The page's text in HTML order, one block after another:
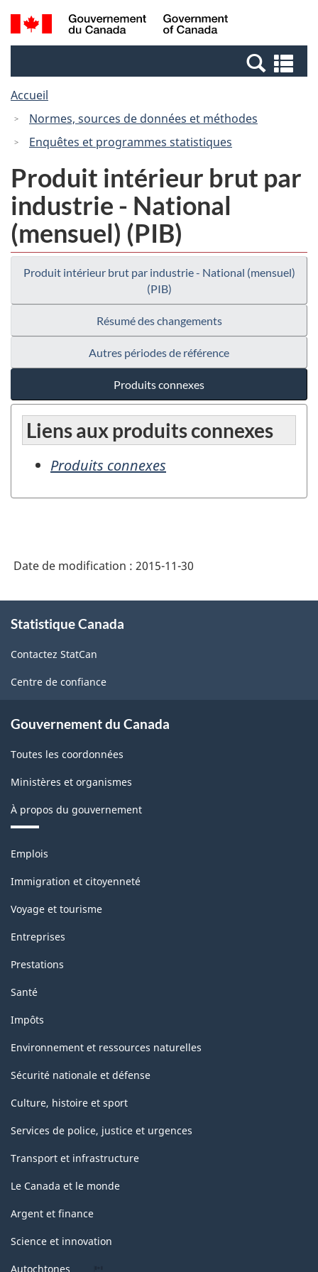
Passer
au
Passer
à
Canada
Recherche
et
et
Accueil
Normes, sources de données et méthodes
Enquêtes et programmes statistiques
Produit intérieur brut par
industrie - National
(mensuel) (PIB)
Produit intérieur brut par industrie - National (mensuel)
(PIB)
Résumé des changements
Autres périodes de référence
Produits connexes
Liens aux produits connexes
Produits connexes
Date de modification : 2015-11-30
propos
ce
site
Statistique Canada
Contactez StatCan
Centre de confiance
Gouvernement du Canada
Toutes les coordonnées
Ministères et organismes
À propos du gouvernement
Thèmes
sujets
Emplois
Immigration et citoyenneté
Voyage et tourisme
Entreprises
Prestations
Santé
Impôts
Environnement et ressources naturelles
Sécurité nationale et défense
Culture, histoire et sport
Services de police, justice et urgences
Transport et infrastructure
Le Canada et le monde
Argent et finance
Science et innovation
Autochtones